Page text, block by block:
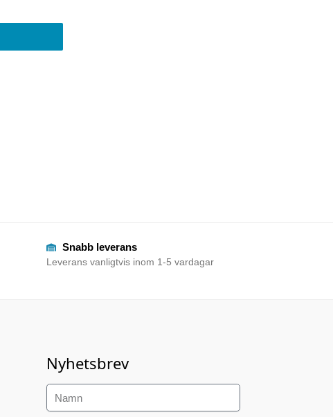
Snabb leverans
Leverans vanligtvis inom 1-5 vardagar
Nyhetsbrev